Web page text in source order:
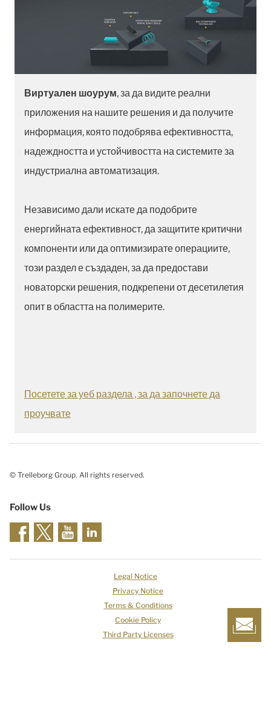
Виртуален шоурум, за да видите реални
приложения на нашите решения и да получите
информация, която подобрява ефективността,
надеждността и устойчивостта на системите за
индустриална автоматизация.
Независимо дали искате да подобрите
енергийната ефективност, да защитите критични
компоненти или да оптимизирате операциите,
този раздел е създаден, за да предостави
новаторски решения, подкрепени от десетилетия
опит в областта на полимерите.
Посетете за уеб раздела , за да започнете да
проучвате
© Trelleborg Group. All rights reserved.
Follow Us
Legal Notice
Privacy Notice
Terms & Conditions
Cookie Policy
Third Party Licenses